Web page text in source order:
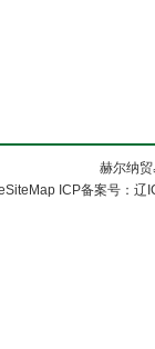
赫尔纳
ICP备案号：辽